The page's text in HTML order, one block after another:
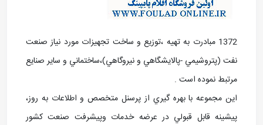
1372 مبادرت به تهيه ،توزيع و ساخت تجهيزات مورد نياز صنعت
نفت (پتروشيمي -پالايشگاهي و نيروگاهي)،ساختماني و ساير صنايع
مرتبط نموده است .
اين مجموعه با بهره گيري از پرسنل متخصص و اطلاعات به روز،
پيشينه قابل قبولي در عرضه خدمات وپيشرفت صنعت کشور